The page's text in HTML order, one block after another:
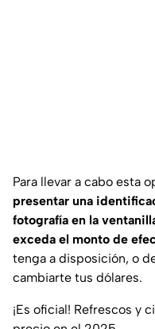
Para llevar a cabo esta
presentar una
fotografía en la
exceda el monto de
tenga a disposición, o
cambiarte tus dólares.
¡Es oficial! Refrescos y